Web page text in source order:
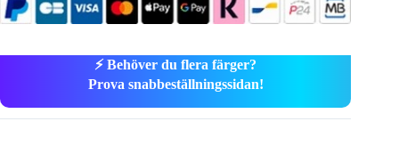
⚡ Behöver du flera färger?
Prova snabbeställningssidan!